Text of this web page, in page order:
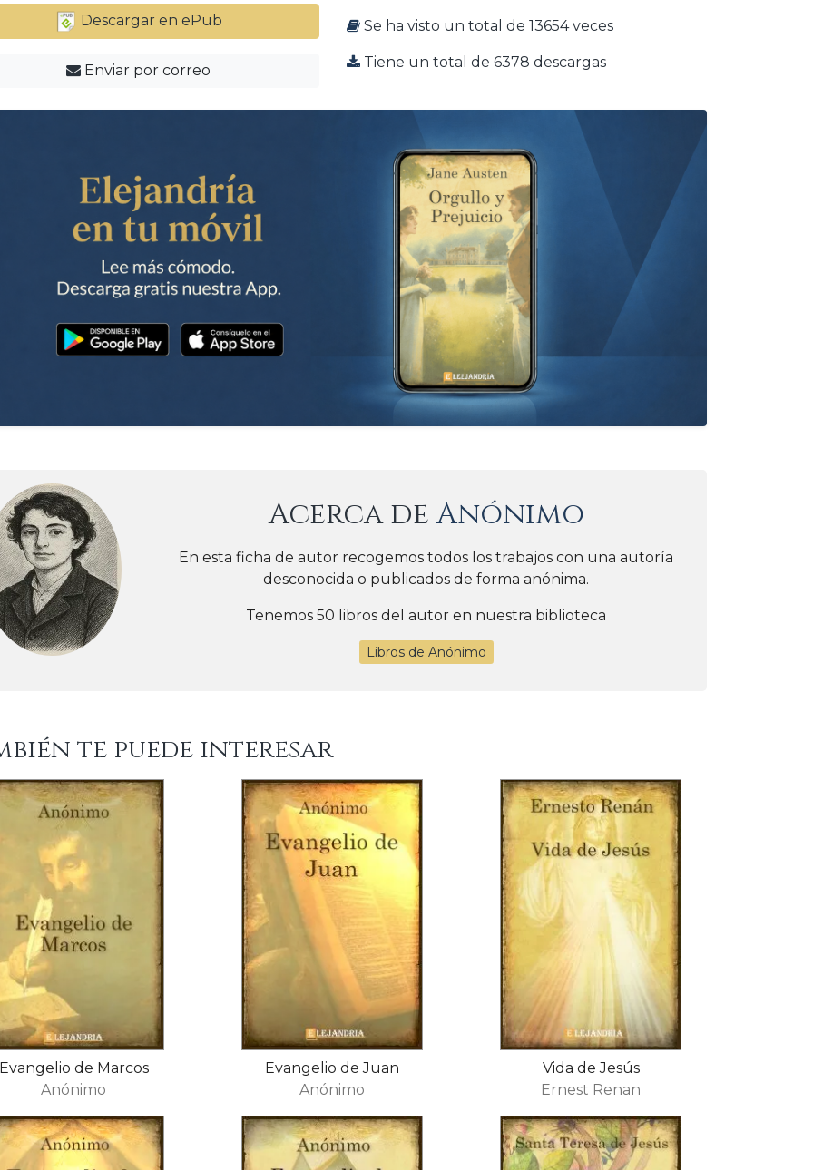
Descargar en ePub
Enviar por correo
Se ha visto un total de 13654 veces
Tiene un total de 6378 descargas
Acerca deAnónimo
En esta ficha de autor recogemos todos los trabajos con una autoría
desconocida o publicados de forma anónima.
Tenemos 50 libros del autor en nuestra biblioteca
Libros de Anónimo
te puede interesar
de Marcos
Anónimo
Evangelio de Juan
Anónimo
Vida de Jesús
Ernest Renan